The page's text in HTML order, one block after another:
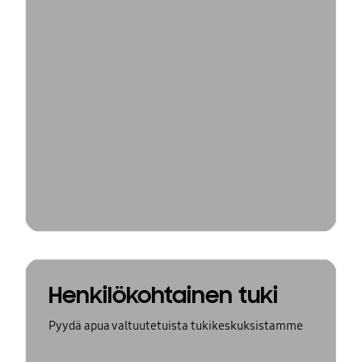
Henkilökohtainen tuki
Pyydä apua valtuutetuista tukikeskuksistamme